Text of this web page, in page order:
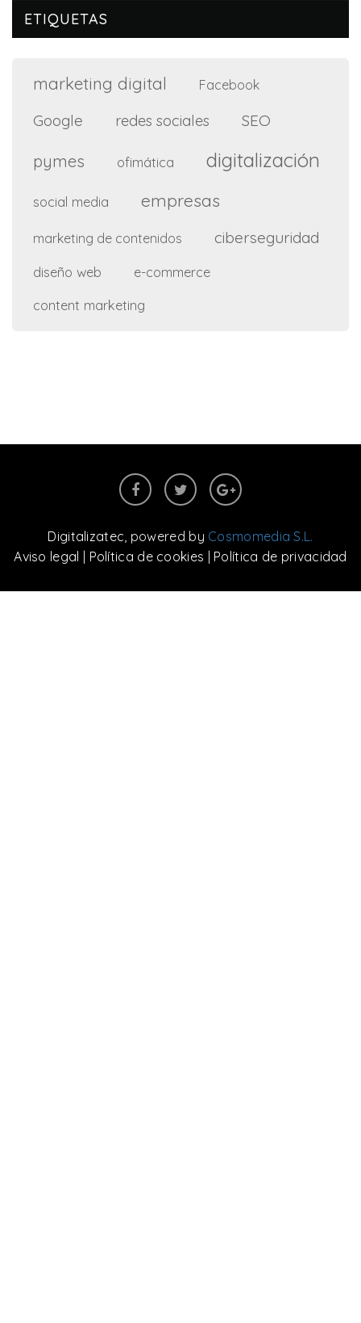
ETIQUETAS
marketing digital Facebook
Google redes sociales SEO
pymes ofimática digitalización
social media empresas
marketing de contenidos ciberseguridad
diseño web
e-commerce
content marketing
Digitalizatec, powered by Cosmomedia S.L.
Aviso legal
Política de cookies Política de privacidad